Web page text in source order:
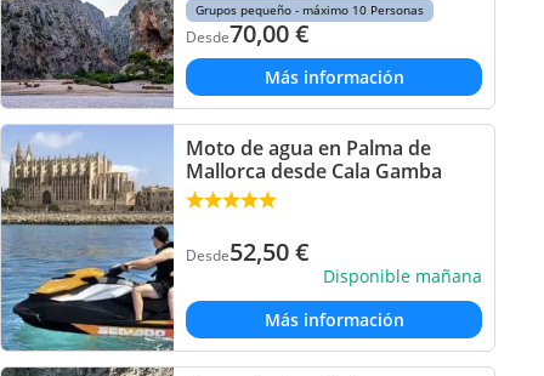
Grupos pequeño - máximo 10 Personas
Desde70,00€
Más información
Moto de agua en Palma de
Mallorca desde Cala Gamba
Desde52,50€
Disponible mañana
Más información